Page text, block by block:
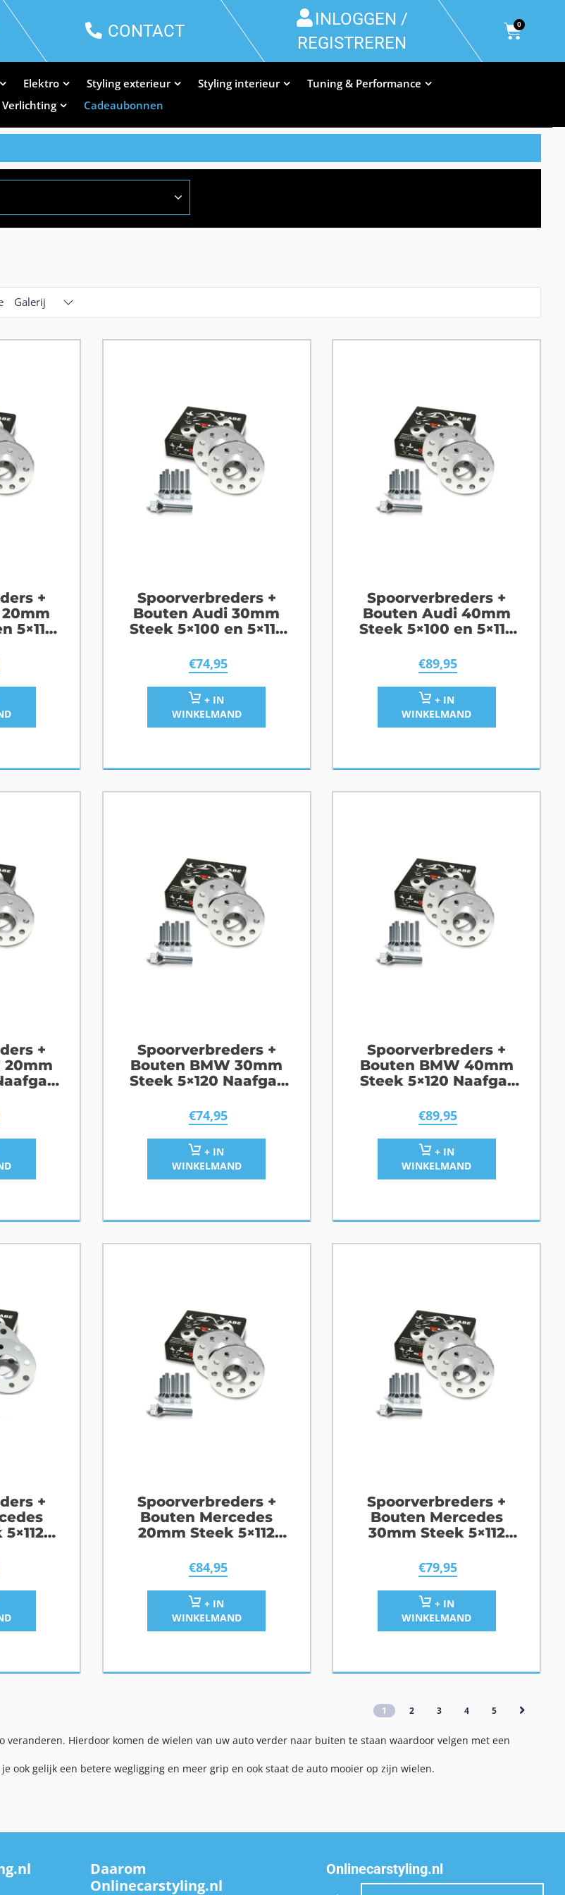
CONTACT
INLOGGEN /
REGISTREREN
0
Elektro Styling exterieur Styling interieur
Tuning & Performance
Verlichting Cadeaubonnen
Galerij
+
5×112
Spoorverbreders +
Bouten Audi 30mm
Steek 5×100 en 5×112
€74,95
+ IN
WINKELMAND
Spoorverbreders +
Bouten Audi 40mm
Steek 5×100 en 5×112
€89,95
+ IN
WINKELMAND
+
20mm
Spoorverbreders +
Bouten BMW 30mm
Steek 5×120 Naafgat
€74,95
+ IN
WINKELMAND
Spoorverbreders +
Bouten BMW 40mm
Steek 5×120 Naafgat
€89,95
+ IN
WINKELMAND
+
Spoorverbreders +
Bouten Mercedes
20mm Steek 5×112
€84,95
+ IN
WINKELMAND
Spoorverbreders +
Bouten Mercedes
30mm Steek 5×112
€79,95
+ IN
WINKELMAND
1 2 3 4 5
Hierdoor komen de wielen van uw auto verder naar buiten te staan waardoor velgen met een
gelijk een betere wegligging en meer grip en ook staat de auto mooier op zijn wielen.
Daarom
Onlinecarstyling.nl
Onlinecarstyling.nl